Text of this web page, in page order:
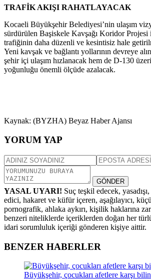
TRAFİK AKIŞI RAHATLAYACAK
Kocaeli Büyükşehir Belediyesi’nin ulaşım
sürdürülen Başiskele Kavşağı Koridor Projesi
trafiğinin daha düzenli ve kesintisiz hale
Yeni kavşak ve bağlantı yollarının devreye
şehir içi ulaşım hızlanacak hem de D-130
yoğunluğu önemli ölçüde azalacak.
Kaynak: (BYZHA) Beyaz Haber Ajansı
YORUM YAP
GÖNDER
YASAL UYARI! Suç teşkil edecek,
edici, hakaret ve küfür içeren, aşağılayıcı,
pornografik, ahlaka aykırı, kişilik haklarına
benzeri niteliklerde içeriklerden doğan her
idari sorumluluk içeriği gönderen kişiye aittir.
BENZER HABERLER
Büyükşehir, çocukları afetlere karşı